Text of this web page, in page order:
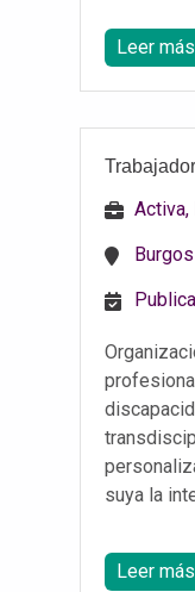
Leer más
Activa,
Burgos
suya la
Leer más